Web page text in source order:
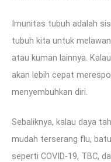
Imunitas tubuh adalah
tubuh kita untuk
atau kuman lainnya.
akan lebih cepat
menyembuhkan diri.
Sebaliknya, kalau daya
mudah terserang flu,
seperti COVID-19, TBC,